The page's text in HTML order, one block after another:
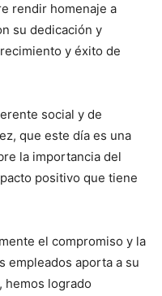
rendir homenaje a
su dedicación y
y éxito de
social y de
que este día es una
la importancia del
positivo que tiene
el compromiso y la
empleados aporta a su
hemos logrado